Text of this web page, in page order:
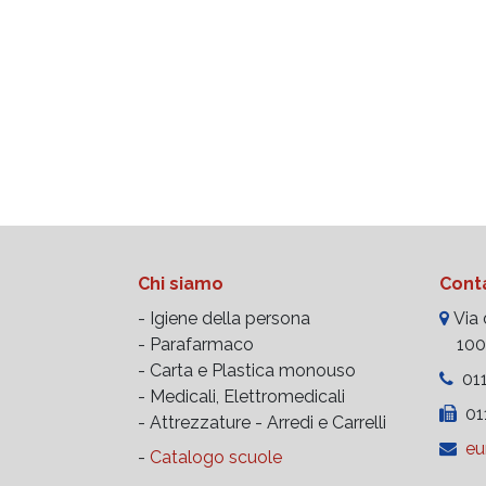
Chi siamo
- Igiene della persona
- Parafarmaco
- Carta e Plastica monouso
- Medicali, Elettromedicali
- Attrezzature - Arredi e Carrelli
- Catalogo scuole
Via